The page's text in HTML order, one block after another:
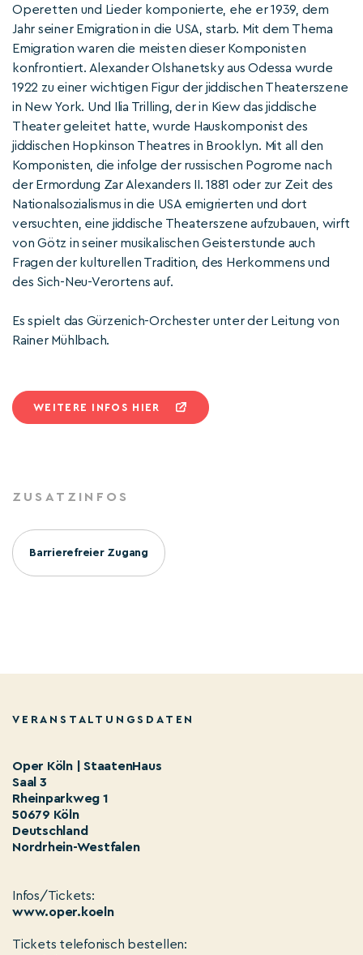
Operetten und Lieder komponierte, ehe er 1939, dem
Jahr seiner Emigration in die USA, starb. Mit dem Thema
Emigration waren die meisten dieser Komponisten
konfrontiert. Alexander Olshanetsky aus Odessa wurde
1922 zu einer wichtigen Figur der jiddischen Theaterszene
in New York. Und Ilia Trilling, der in Kiew das jiddische
Theater geleitet hatte, wurde Hauskomponist des
jiddischen Hopkinson Theatres in Brooklyn. Mit all den
Komponisten, die infolge der russischen Pogrome nach
der Ermordung Zar Alexanders II. 1881 oder zur Zeit des
Nationalsozialismus in die USA emigrierten und dort
versuchten, eine jiddische Theaterszene aufzubauen, wirft
von Götz in seiner musikalischen Geisterstunde auch
Fragen der kulturellen Tradition, des Herkommens und
des Sich-Neu-Verortens auf.
Es spielt das Gürzenich-Orchester unter der Leitung von
Rainer Mühlbach.
WEITERE INFOS HIER
ZUSATZINFOS
Barrierefreier Zugang
VERANSTALTUNGSDATEN
Oper Köln | StaatenHaus
Saal 3
Rheinparkweg 1
50679 Köln
Deutschland
Nordrhein-Westfalen
Infos/Tickets:
www.oper.koeln
Tickets telefonisch bestellen: